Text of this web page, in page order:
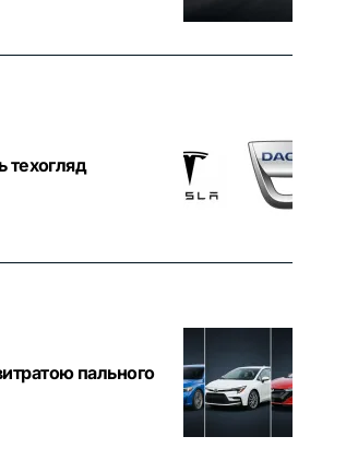
техогляд
пального